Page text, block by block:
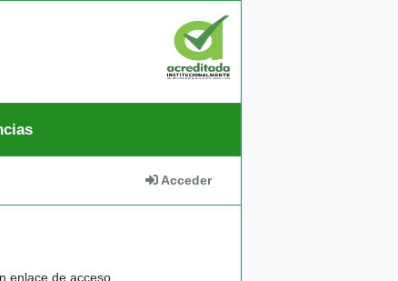
Acceder
enlace de acceso.